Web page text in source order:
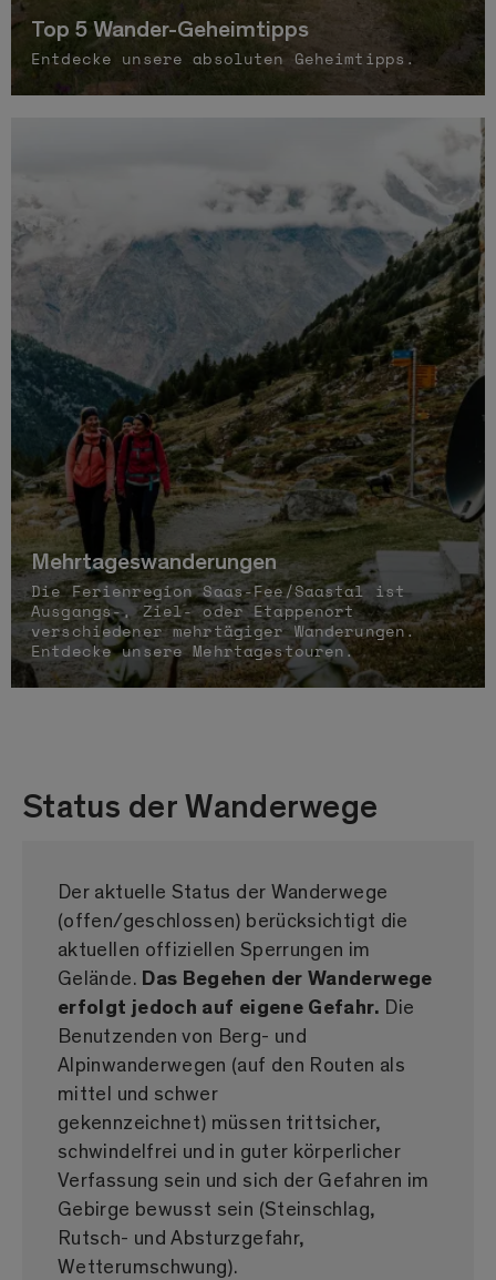
Top 5 Wander-Geheimtipps
Entdecke unsere absoluten Geheimtipps.
Mehrtageswanderungen
Die Ferienregion Saas-Fee/Saastal ist
Ausgangs-, Ziel- oder Etappenort
verschiedener mehrtägiger Wanderungen.
Entdecke unsere Mehrtagestouren.
Status der Wanderwege
Der aktuelle Status der Wanderwege
(offen/geschlossen) berücksichtigt die
aktuellen offiziellen Sperrungen im
Gelände. Das Begehen der Wanderwege
erfolgt jedoch auf eigene Gefahr. Die
Benutzenden von Berg- und
Alpinwanderwegen (auf den Routen als
mittel und schwer
gekennzeichnet) müssen trittsicher,
schwindelfrei und in guter körperlicher
Verfassung sein und sich der Gefahren im
Gebirge bewusst sein (Steinschlag,
Rutsch- und Absturzgefahr,
Wetterumschwung).